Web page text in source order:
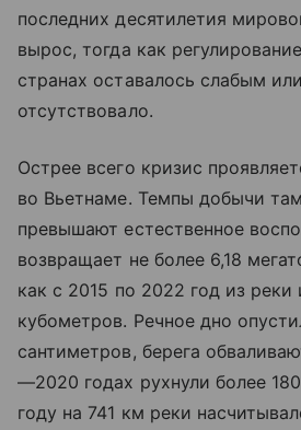
последних десятилетия
вырос, тогда как
странах оставалось слабым
отсутствовало.
Острее всего кризис
во Вьетнаме. Темпы добычи там
превышают естественное
возвращает не более 6,18
как с 2015 по 2022 год из реки
кубометров. Речное дно
сантиметров, берега
—2020 годах рухнули более
году на 741 км реки